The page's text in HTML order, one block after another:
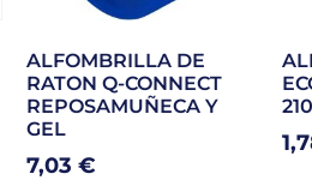
ALFOMBRILLA DE
RATON Q-CONNECT
REPOSAMUÑECA Y
GEL
7,03 €